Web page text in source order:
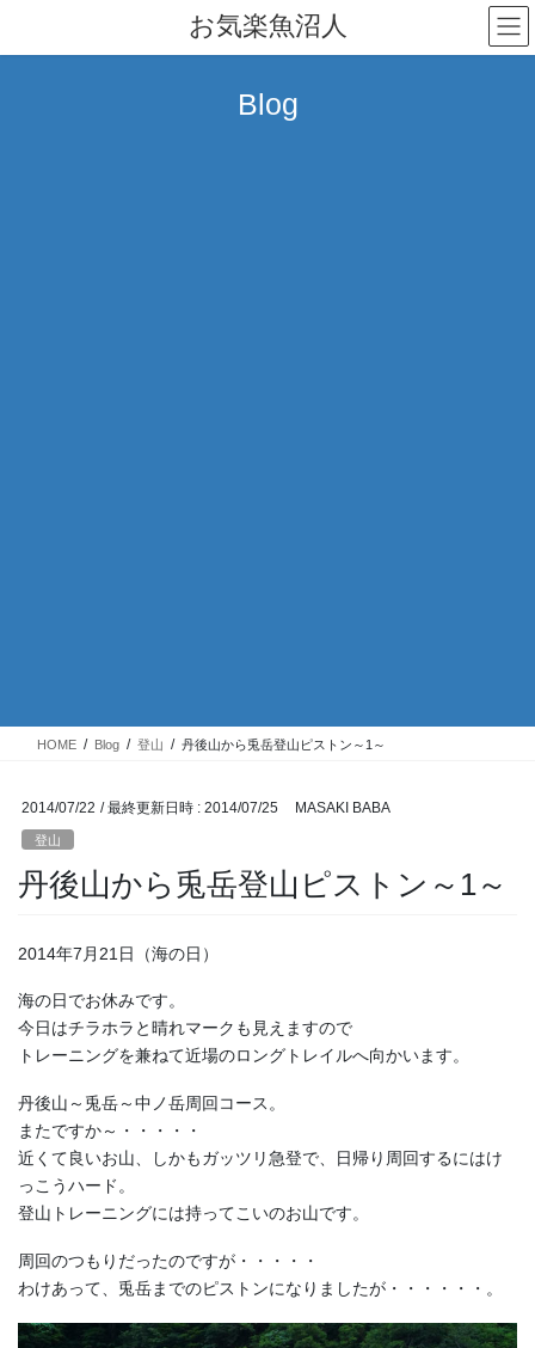
テ
ゲ
お気楽魚沼人
Blog
HOME Blog 登山 丹後山から兎岳登山ピストン～1～
2014/07/22 / 最終更新日時 : 2014/07/25 MASAKI BABA
登山
丹後山から兎岳登山ピストン～1～
2014年7月21日（海の日）
海の日でお休みです。
今日はチラホラと晴れマークも見えますので
トレーニングを兼ねて近場のロングトレイルへ向かいます。
丹後山～兎岳～中ノ岳周回コース。
またですか～・・・・・
近くて良いお山、しかもガッツリ急登で、日帰り周回するにはけ
っこうハード。
登山トレーニングには持ってこいのお山です。
周回のつもりだったのですが・・・・・
わけあって、兎岳までのピストンになりましたが・・・・・・。